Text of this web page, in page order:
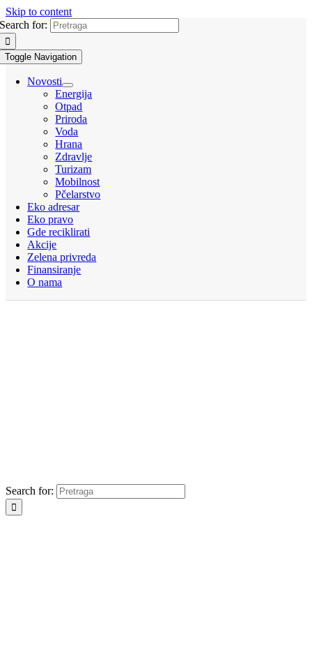
Skip to content
Search for:
Toggle Navigation
Novosti
Energija
Otpad
Priroda
Voda
Hrana
Zdravlje
Turizam
Mobilnost
Pčelarstvo
Eko adresar
Eko pravo
Gde reciklirati
Akcije
Zelena privreda
Finansiranje
O nama
Search for: